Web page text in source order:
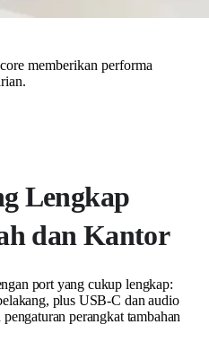
memberikan performa
Lengkap
dan Kantor
port yang cukup lengkap:
plus USB-C dan audio
perangkat tambahan